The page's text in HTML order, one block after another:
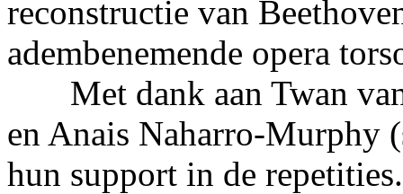
reconstructie van
adembenemende opera
Met dank aan Twan
en Anais Naharro-Murphy
hun support in de repetities.